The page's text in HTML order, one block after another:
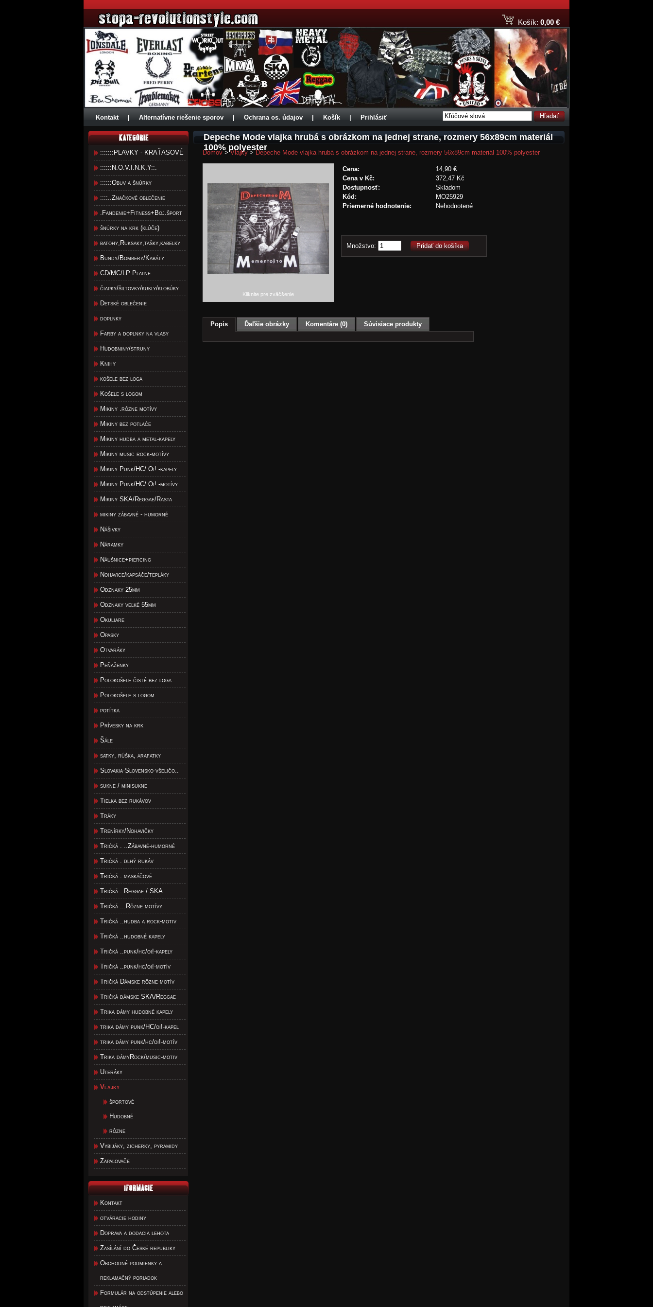
Košík: 0,00 €
Kontakt Alternatívne riešenie sporov Ochrana os. údajov Košík Prihlásiť Hľadať
:::::::PLAVKY - KRAŤASOVÉ
::::::N.O.V.I.N.K.Y::.
::::::Obuv a šnúrky
::::..Značkové oblečenie
.Fandenie+Fitness+Boj.šport
šnúrky na krk (kľúče)
batohy,Ruksaky,tašky,kabelky
Bundy/Bombery/Kabáty
CD/MC/LP Platne
čiapky/šiltovky/kukly/klobúky
Detské oblečenie
doplnky
Farby a doplnky na vlasy
Hudobniny/struny
Knihy
košele bez loga
Košele s logom
Mikiny .rôzne motívy
Mikiny bez potlače
Mikiny hudba a metal-kapely
Mikiny music rock-motívy
Mikiny Punk/HC/ Oi! -kapely
Mikiny Punk/HC/ Oi! -motívy
Mikiny SKA/Reggae/Rasta
mikiny zábavné - humorné
Nášivky
Náramky
Náušnice+piercing
Nohavice/kapsáče/tepláky
Odznaky 25mm
Odznaky veľké 55mm
Okuliare
Opasky
Otvaráky
Peňaženky
Polokošele čisté bez loga
Polokošele s logom
potítka
Prívesky na krk
Šále
satky, rúška, arafatky
Slovakia-Slovensko-všeličo..
sukne / minisukne
Tielka bez rukávov
Tráky
Trenírky/Nohavičky
Tričká . ..Zábavné-humorné
Tričká . dlhý rukáv
Tričká . maskáčové
Tričká . Reggae / SKA
Tričká ...Rôzne motívy
Tričká ..hudba a rock-motiv
Tričká ..hudobné kapely
Tričká ..punk/hc/oi!-kapely
Tričká ..punk/hc/oi!-motív
Tričká Dámske rôzne-motív
Tričká dámske SKA/Reggae
Trika dámy hudobné kapely
trika dámy punk/HC/oi!-kapel
trika dámy punk/hc/oi!-motív
Trika dámyRock/music-motiv
Uteráky
Vlajky
športové
Hudobné
rôzne
Vybijáky, zicherky, pyramidy
Zapaľovače
Kontakt
otváracie hodiny
Doprava a dodacia lehota
Zasílání do České republiky
Obchodné podmienky a
reklamačný poriadok
Formulár na odstúpenie alebo
Depeche Mode vlajka hrubá s obrázkom na jednej strane, rozmery 56x89cm materiál
100% polyester
Domov>Vlajky> Depeche Mode vlajka hrubá s obrázkom na jednej strane, rozmery 56x89cm materiál 100% polyester
Kliknite pre zväčšenie
Cena:
14,90 €
Cena v Kč:
372,47 Kč
Dostupnosť:
Skladom
Kód:
MO25929
Priemerné hodnotenie:
Nehodnotené
Množstvo: Pridať do košíka
Popis Ďaľšie obrázky Komentáre (0) Súvisiace produkty